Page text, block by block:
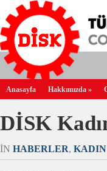
Anasayfa Hakkımızda »
DİSK
IN HABERLER, KADIN